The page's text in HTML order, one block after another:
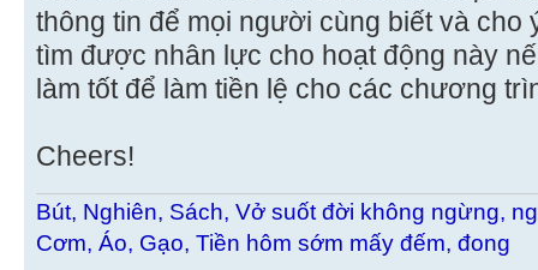
thông tin để mọi người cùng biết và cho
tìm được nhân lực cho hoạt động này
làm tốt để làm tiền lệ cho các chương
Cheers!
Bút, Nghiên, Sách, Vở suốt đời không ngừng,
Cơm, Áo, Gạo, Tiền hôm sớm mấy đếm, đong